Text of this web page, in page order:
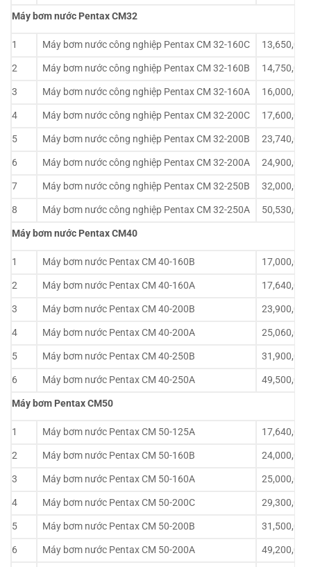
Máy bơm nước Pentax CM32
1 Máy bơm nước công nghiệp Pentax CM 32-160C
13,650,000
2
Máy bơm nước công nghiệp Pentax CM 32-160B
14,750,000
3
Máy bơm nước công nghiệp Pentax CM 32-160A
16,000,000
4
Máy bơm nước công nghiệp Pentax CM 32-200C
17,600,000
5
Máy bơm nước công nghiệp Pentax CM 32-200B
23,740,000
6
Máy bơm nước công nghiệp Pentax CM 32-200A
24,900,000
7
Máy bơm nước công nghiệp Pentax CM 32-250B
32,000,000
8
Máy bơm nước công nghiệp Pentax CM 32-250A
50,530,000
Máy bơm nước Pentax CM40
1 Máy bơm nước Pentax CM 40-160B
17,000,000
2
Máy bơm nước Pentax CM 40-160A
17,640,000
3
Máy bơm nước Pentax CM 40-200B
23,900,000
4
Máy bơm nước Pentax CM 40-200A
25,060,000
5
Máy bơm nước Pentax CM 40-250B
31,900,000
6
Máy bơm nước Pentax CM 40-250A
49,500,000
Máy bơm Pentax CM50
1 Máy bơm nước Pentax CM 50-125A
17,640,000
2
Máy bơm nước Pentax CM 50-160B
24,000,000
3
Máy bơm nước Pentax CM 50-160A
25,000,000
4
Máy bơm nước Pentax CM 50-200C
29,300,000
5
Máy bơm nước Pentax CM 50-200B
31,500,000
6
Máy bơm nước Pentax CM 50-200A
49,200,000